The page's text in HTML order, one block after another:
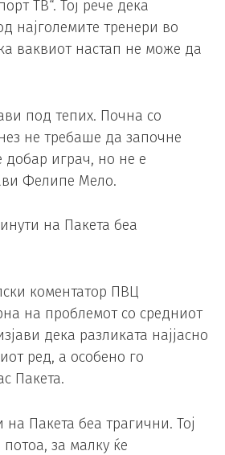
ТВ“. Тој рече дека
најголемите тренери во
ваквиот настап не може да
под тепих. Почна со
не требаше да започне
добар играч, но не е
Фелипе Мело.
на Пакета беа
коментатор ПВЦ
на проблемот со средниот
дека разликата најјасно
ред, а особено го
Пакета.
на Пакета беа трагични. Тој
за малку ќе